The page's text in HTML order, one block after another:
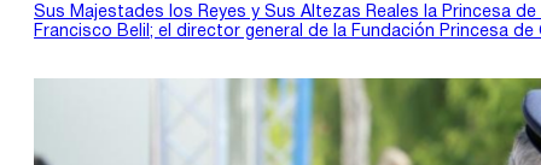
Sus Majestades los Reyes y Sus Altezas Reales la Princesa
Francisco Belil; el director general de la Fundación Princesa